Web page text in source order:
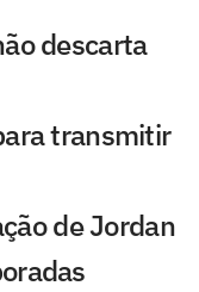
descarta
transmitir
de Jordan